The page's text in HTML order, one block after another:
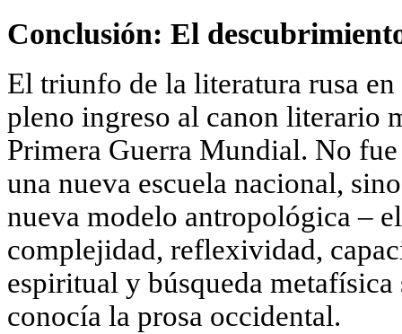
Conclusión: El
El triunfo de la literatura rusa
pleno ingreso al canon literario
Primera Guerra Mundial. No
una nueva escuela nacional,
nueva modelo antropológica –
complejidad, reflexividad,
espiritual y búsqueda
conocía la prosa occidental.